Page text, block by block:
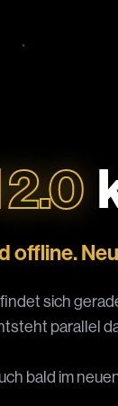
2.0
offline.
sich
parallel
bald im